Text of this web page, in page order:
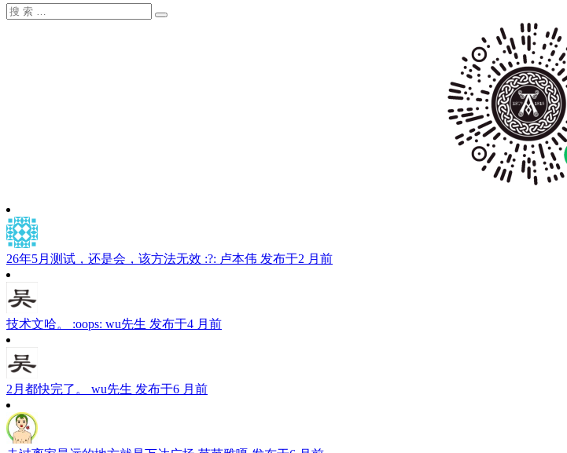
搜
搜
26年5月测试，还是会，该方法无效 :?: 卢本伟 发布于2 月前
技术文哈。 :oops: wu先生 发布于4 月前
2月都快完了。 wu先生 发布于6 月前